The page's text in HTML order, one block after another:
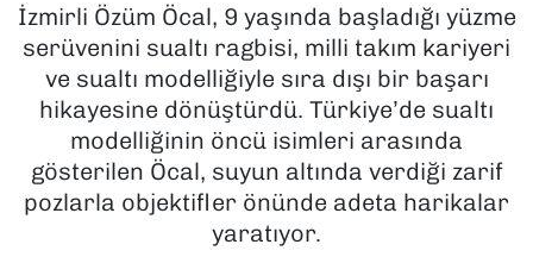
İzmirli Özüm Öcal, 9 yaşında başladığı yüzme
serüvenini sualtı ragbisi, milli takım kariyeri
ve sualtı modelliğiyle sıra dışı bir başarı
hikayesine dönüştürdü. Türkiye’de sualtı
modelliğinin öncü isimleri arasında
gösterilen Öcal, suyun altında verdiği zarif
pozlarla objektifler önünde adeta harikalar
yaratıyor.
MAGAZİN
POLİTİKA
SAĞLIK
SPOR
Haber Arşivi